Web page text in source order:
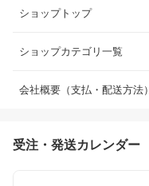
ショップトップ
ショップカテゴリ一覧
会社概要（支払・配送方法）
受注・発送カレンダー